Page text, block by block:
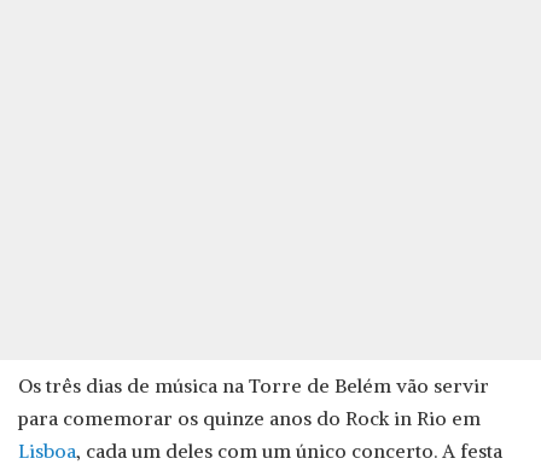
Os três dias de música na Torre de Belém vão servir
para comemorar os quinze anos do Rock in Rio em
Lisboa, cada um deles com um único concerto. A festa